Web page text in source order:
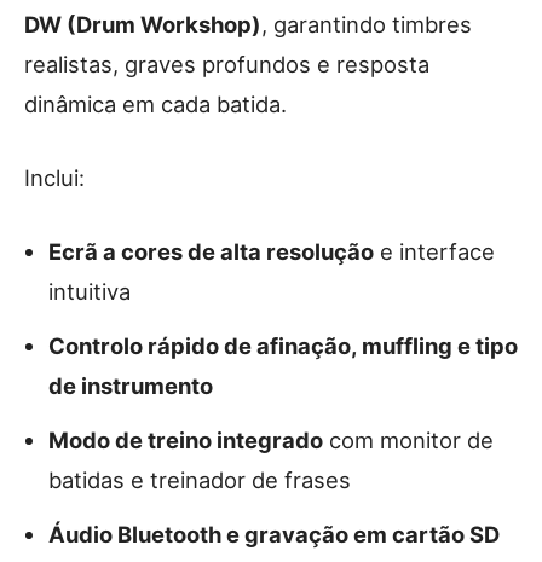
DW (Drum Workshop), garantindo timbres
realistas, graves profundos e resposta
dinâmica em cada batida.
Inclui:
Ecrã a cores de alta resolução e interface
intuitiva
Controlo rápido de afinação, muffling e tipo
de instrumento
Modo de treino integrado com monitor de
batidas e treinador de frases
Áudio Bluetooth e gravação em cartão SD